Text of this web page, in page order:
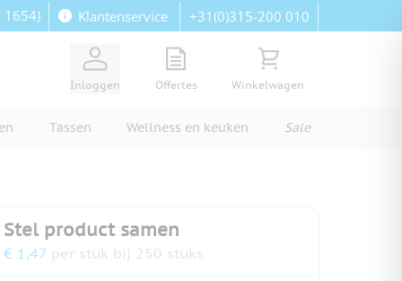
1654) Klantenservice +31(0)315-200 010
Inloggen
View quote, Quote is empty
Offertes
Bekijk winkelwagen,
Winkelwagen
Tassen Wellness en keuken Sale
Stel product samen
€ 1,47 per stuk bij 250 stuks